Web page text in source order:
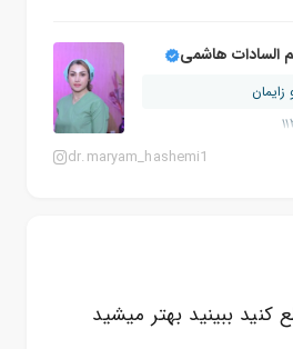
السادات هاشمی
dr.maryam_hashemi1
کنید ببینید بهتر میشید